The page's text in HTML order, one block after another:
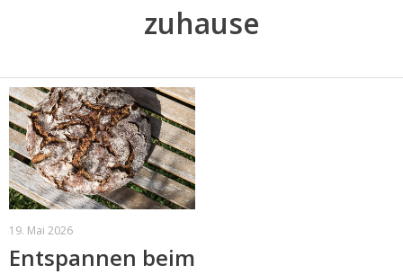
zuhause
19. Mai 2026
Entspannen beim